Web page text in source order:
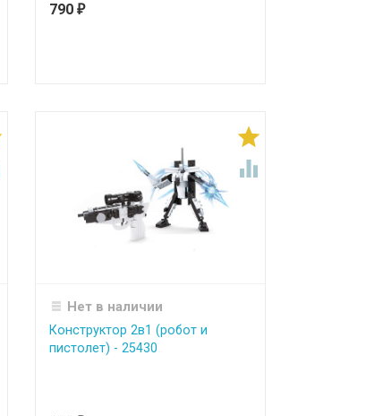
790 ₽


Нет в наличии
Конструктор 2в1 (робот и
пистолет) - 25430